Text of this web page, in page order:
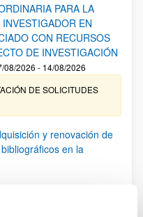
PARA LA
EN
CON RECURSOS
DE INVESTIGACIÓN
08/2026 - 14/08/2026
DE SOLICITUDES
y renovación de
en la